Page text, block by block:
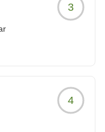
とっても大きな励
3
4